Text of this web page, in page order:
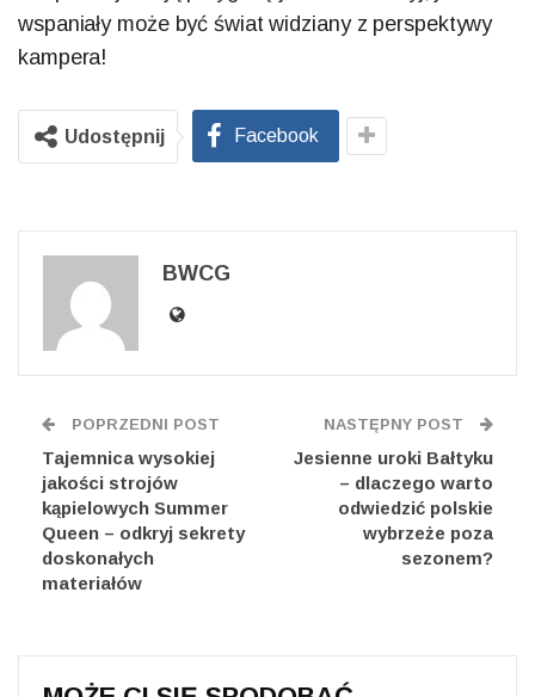
wspaniały może być świat widziany z perspektywy
kampera!
Udostępnij Facebook
BWCG
POPRZEDNI POST
Tajemnica wysokiej
jakości strojów
kąpielowych Summer
Queen – odkryj sekrety
doskonałych
materiałów
NASTĘPNY POST
Jesienne uroki Bałtyku
– dlaczego warto
odwiedzić polskie
wybrzeże poza
sezonem?